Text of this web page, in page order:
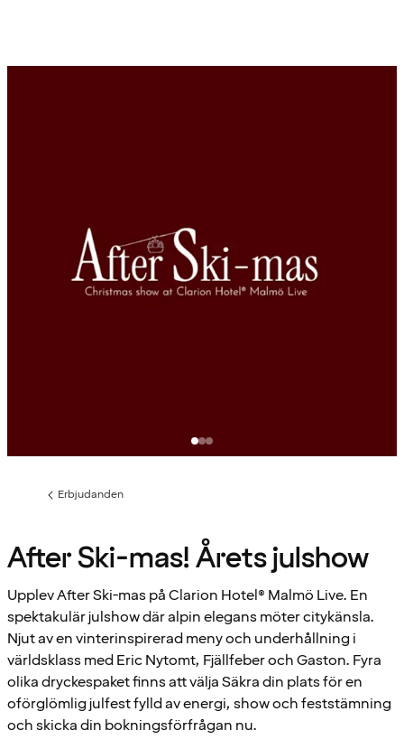
Föregående
Erbjudanden
After Ski-mas! Årets julshow
Upplev After Ski-mas på Clarion Hotel® Malmö Live. En
spektakulär julshow där alpin elegans möter citykänsla.
Njut av en vinterinspirerad meny och underhållning i
världsklass med Eric Nytomt, Fjällfeber och Gaston. Fyra
olika dryckespaket finns att välja Säkra din plats för en
oförglömlig julfest fylld av energi, show och feststämning
och skicka din bokningsförfrågan nu.